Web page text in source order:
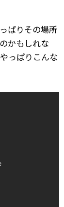
ぱりその場所
かもしれな
っぱりこんな